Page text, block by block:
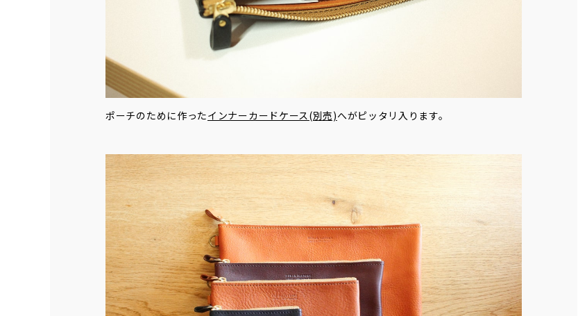
ポーチのために作ったインナーカードケース(別売)へがピッタリ入ります。